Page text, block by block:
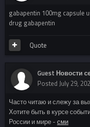
gabapentin 100mg capsule
drug gabapentin
Quote
Guest Новости
Posted July 29,
Часто читаю и слежу за
Хотите быть в курсе
России и мире - сми